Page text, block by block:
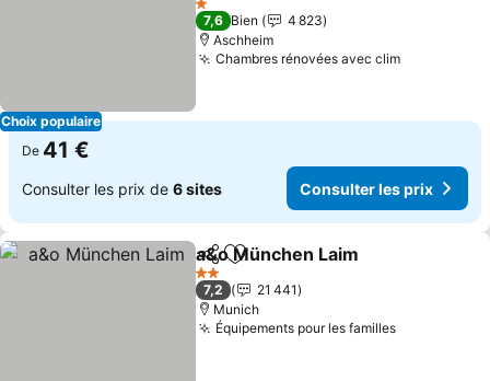
Choix populaire
Consulter les prix
1 Étoiles
7,6 Bien
4 823
Aschheim
Chambres rénovées avec climConsulter
De 41 €
Consulter les prix de 6 sites Consulter les prix
PartagerAjouter à mes favoris
a&o München Laim
2 Étoiles
7,2
21 441
Munich
Équipements pour les famillesConsulter